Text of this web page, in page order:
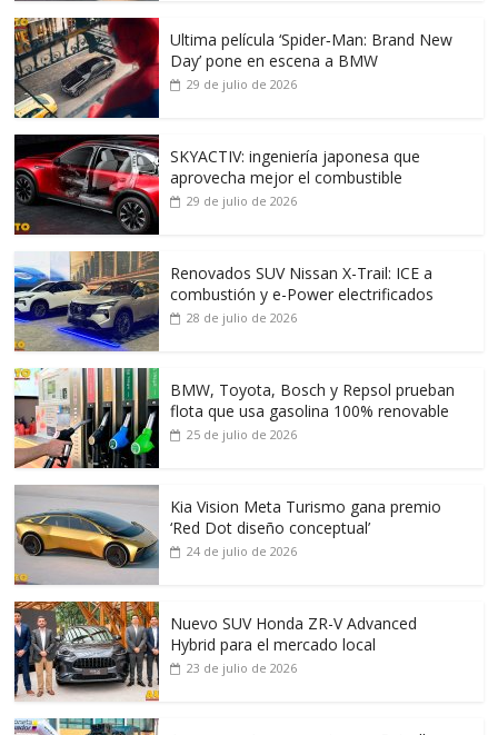
Ultima película ‘Spider‑Man: Brand New
Day’ pone en escena a BMW
29 de julio de 2026
SKYACTIV: ingeniería japonesa que
aprovecha mejor el combustible
29 de julio de 2026
Renovados SUV Nissan X-Trail: ICE a
combustión y e-Power electrificados
28 de julio de 2026
BMW, Toyota, Bosch y Repsol prueban
flota que usa gasolina 100% renovable
25 de julio de 2026
Kia Vision Meta Turismo gana premio
‘Red Dot diseño conceptual’
24 de julio de 2026
Nuevo SUV Honda ZR-V Advanced
Hybrid para el mercado local
23 de julio de 2026